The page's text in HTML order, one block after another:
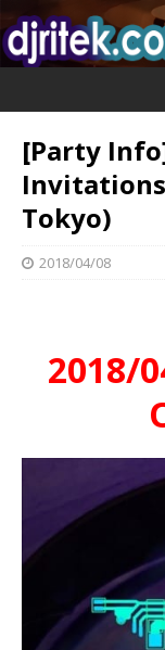
[Party
Invitations
Tokyo)
2018/04/08